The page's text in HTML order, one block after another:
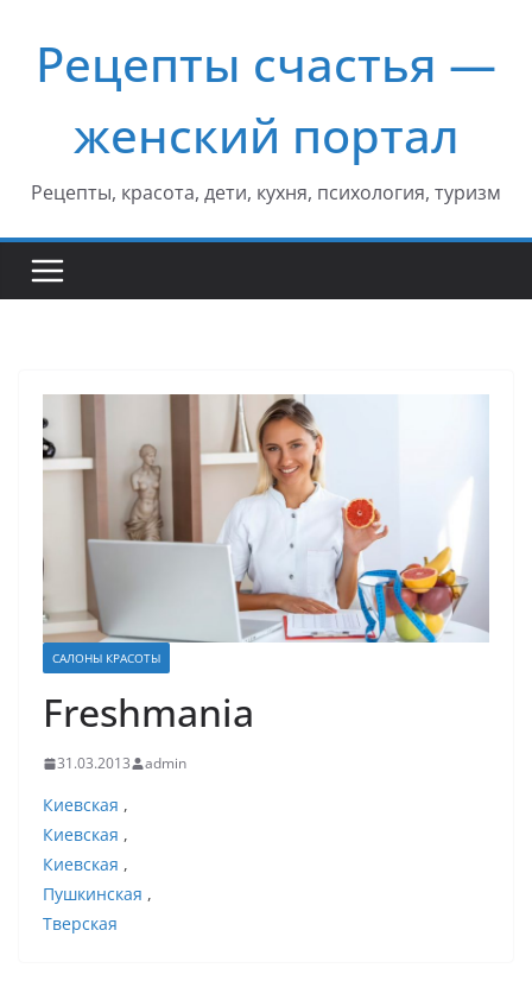
содержимому
Рецепты счастья —
женский портал
Рецепты, красота, дети, кухня, психология, туризм
САЛОНЫ КРАСОТЫ
Freshmania
31.03.2013 admin
Киевская ,
Киевская ,
Киевская ,
Пушкинская ,
Тверская